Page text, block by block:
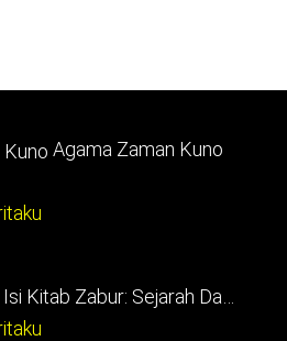
Agama Zaman Kuno
Isi Kitab Zabur: Sejarah Da…